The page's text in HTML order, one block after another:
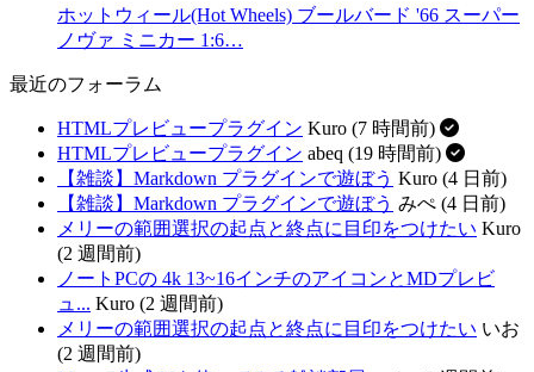
ホットウィール(Hot Wheels) ブールバード '66 スーパー
ノヴァ ミニカー 1:6…
最近のフォーラム
HTMLプレビュープラグイン Kuro (7 時間前)
HTMLプレビュープラグイン abeq (19 時間前)
【雑談】Markdown プラグインで遊ぼう Kuro (4 日前)
【雑談】Markdown プラグインで遊ぼう みぺ (4 日前)
メリーの範囲選択の起点と終点に目印をつけたい Kuro
(2 週間前)
ノートPCの 4k 13~16インチのアイコンとMDプレビ
ュ... Kuro (2 週間前)
メリーの範囲選択の起点と終点に目印をつけたい いお
(2 週間前)